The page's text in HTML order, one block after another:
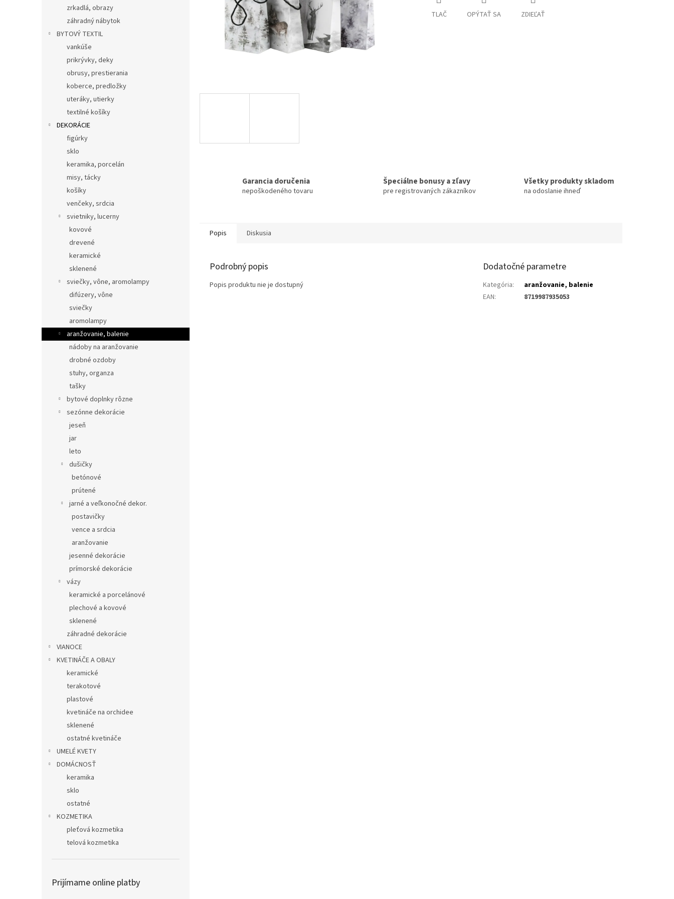
zrkadlá, obrazy
záhradný nábytok
BYTOVÝ TEXTIL
vankúše
prikrývky, deky
obrusy, prestierania
koberce, predložky
uteráky, utierky
textilné košíky
DEKORÁCIE
figúrky
sklo
keramika, porcelán
misy, tácky
košíky
venčeky, srdcia
svietniky, lucerny
kovové
drevené
keramické
sklenené
sviečky, vône, aromolampy
difúzery, vône
sviečky
aromolampy
aranžovanie, balenie
nádoby na aranžovanie
drobné ozdoby
stuhy, organza
tašky
bytové doplnky rôzne
sezónne dekorácie
jeseň
jar
leto
dušičky
betónové
prútené
jarné a veľkonočné dekor.
postavičky
vence a srdcia
aranžovanie
jesenné dekorácie
prímorské dekorácie
vázy
keramické a porcelánové
plechové a kovové
sklenené
záhradné dekorácie
VIANOCE
KVETINÁČE A OBALY
keramické
terakotové
plastové
kvetináče na orchidee
sklenené
ostatné kvetináče
UMELÉ KVETY
DOMÁCNOSŤ
keramika
sklo
ostatné
KOZMETIKA
pleťová kozmetika
telová kozmetika
Prijímame online platby
TLAČ OPÝTAŤ SA ZDIEĽAŤ
Garancia doručenia
nepoškodeného tovaru
Špeciálne bonusy a zľavy
pre registrovaných zákazníkov
Všetky produkty skladom
na odoslanie ihneď
Popis Diskusia
Podrobný popis
Popis produktu nie je dostupný
Dodatočné parametre
Kategória:
aranžovanie, balenie
EAN: 8719987935053